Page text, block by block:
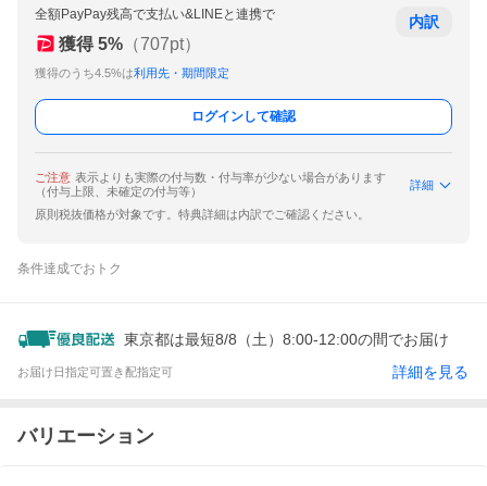
全額PayPay残高で支払い&LINEと連携で
獲得 5% （707pt）
獲得のうち4.5%は利用先・期間限定
内訳
ログインして確認
ご注意 表示よりも実際の付与数・付与率が少ない場合があります
（付与上限、未確定の付与等）
詳細
原則税抜価格が対象です。特典詳細は内訳でご確認ください。
条件達成でおトク
東京都は最短8/8（土）8:00-12:00の間でお届け
お届け日指定可置き配指定可 詳細を見る
バリエーション